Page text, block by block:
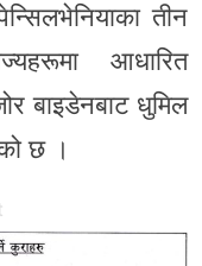
तीन
आधारित
बाइडेनबाट धुमिल
छ ।